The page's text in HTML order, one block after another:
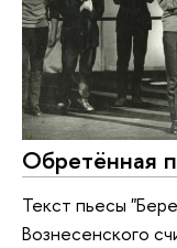
Обретённая
Текст пьесы
Вознесенского